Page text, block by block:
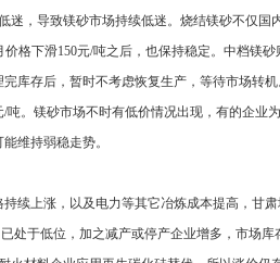
迷，导致镁砂市场持续低迷。烧结镁砂不仅
格下滑150元/吨之后，也保持稳定。中档镁
库存后，暂时不考虑恢复生产，等待市场转
。镁砂市场不时有低价情况出现，有的企业
维持弱稳走势。
续上涨，以及电力等其它冶炼成本提高，甘
处于低位，加之减产或停产企业增多，市场